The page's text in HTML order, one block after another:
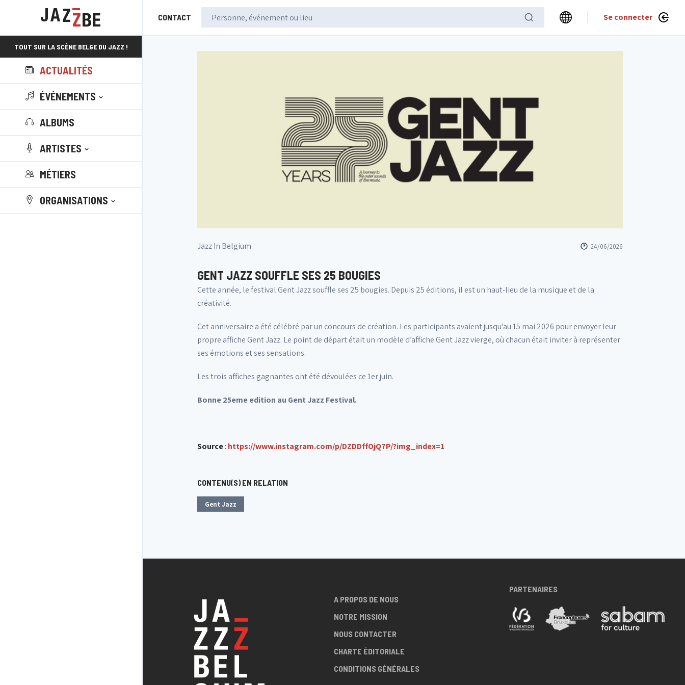
CONTACT Se connecter
TOUT SUR LA SCÈNE BELGE DU JAZZ !
ACTUALITÉS
ÉVÉNEMENTS
ALBUMS
ARTISTES
MÉTIERS
ORGANISATIONS
Jazz In Belgium 24/06/2026
GENT JAZZ SOUFFLE SES 25 BOUGIES
Cette année, le festival Gent Jazz souffle ses 25 bougies. Depuis 25 éditions, il est un haut-lieu de la musique et de la
créativité.
Cet anniversaire a été célébré par un concours de création. Les participants avaient jusqu'au 15 mai 2026 pour envoyer leur
propre affiche Gent Jazz. Le point de départ était un modèle d’affiche Gent Jazz vierge, où chacun était inviter à représenter
ses émotions et ses sensations.
Les trois affiches gagnantes ont été dévoulées ce 1er juin.
Bonne 25eme edition au Gent Jazz Festival.
Source: https://www.instagram.com/p/DZDDffOjQ7P/?img_index=1
CONTENU(S) EN RELATION
Gent Jazz
A PROPOS DE NOUS
NOTRE MISSION
NOUS CONTACTER
CHARTE ÉDITORIALE
CONDITIONS GÉNÉRALES
PARTENAIRES